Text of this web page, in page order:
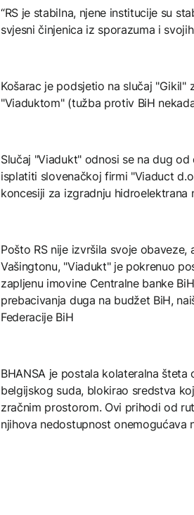
“RS je stabilna, njene institucije su
svjesni činjenica iz sporazuma i
Košarac je podsjetio na slučaj
"Viaduktom" (tužba protiv BiH
Slučaj "Viadukt" odnosi se na dug
isplatiti slovenačkoj firmi "Viaduct
koncesiji za izgradnju hidroelektrana
Pošto RS nije izvršila svoje
Vašingtonu, "Viadukt" je pokrenuo
zapljenu imovine Centralne banke
prebacivanja duga na budžet BiH,
Federacije BiH
BHANSA je postala kolateralna
belgijskog suda, blokirao sredstva
zračnim prostorom. Ovi prihodi od
njihova nedostupnost onemogućava